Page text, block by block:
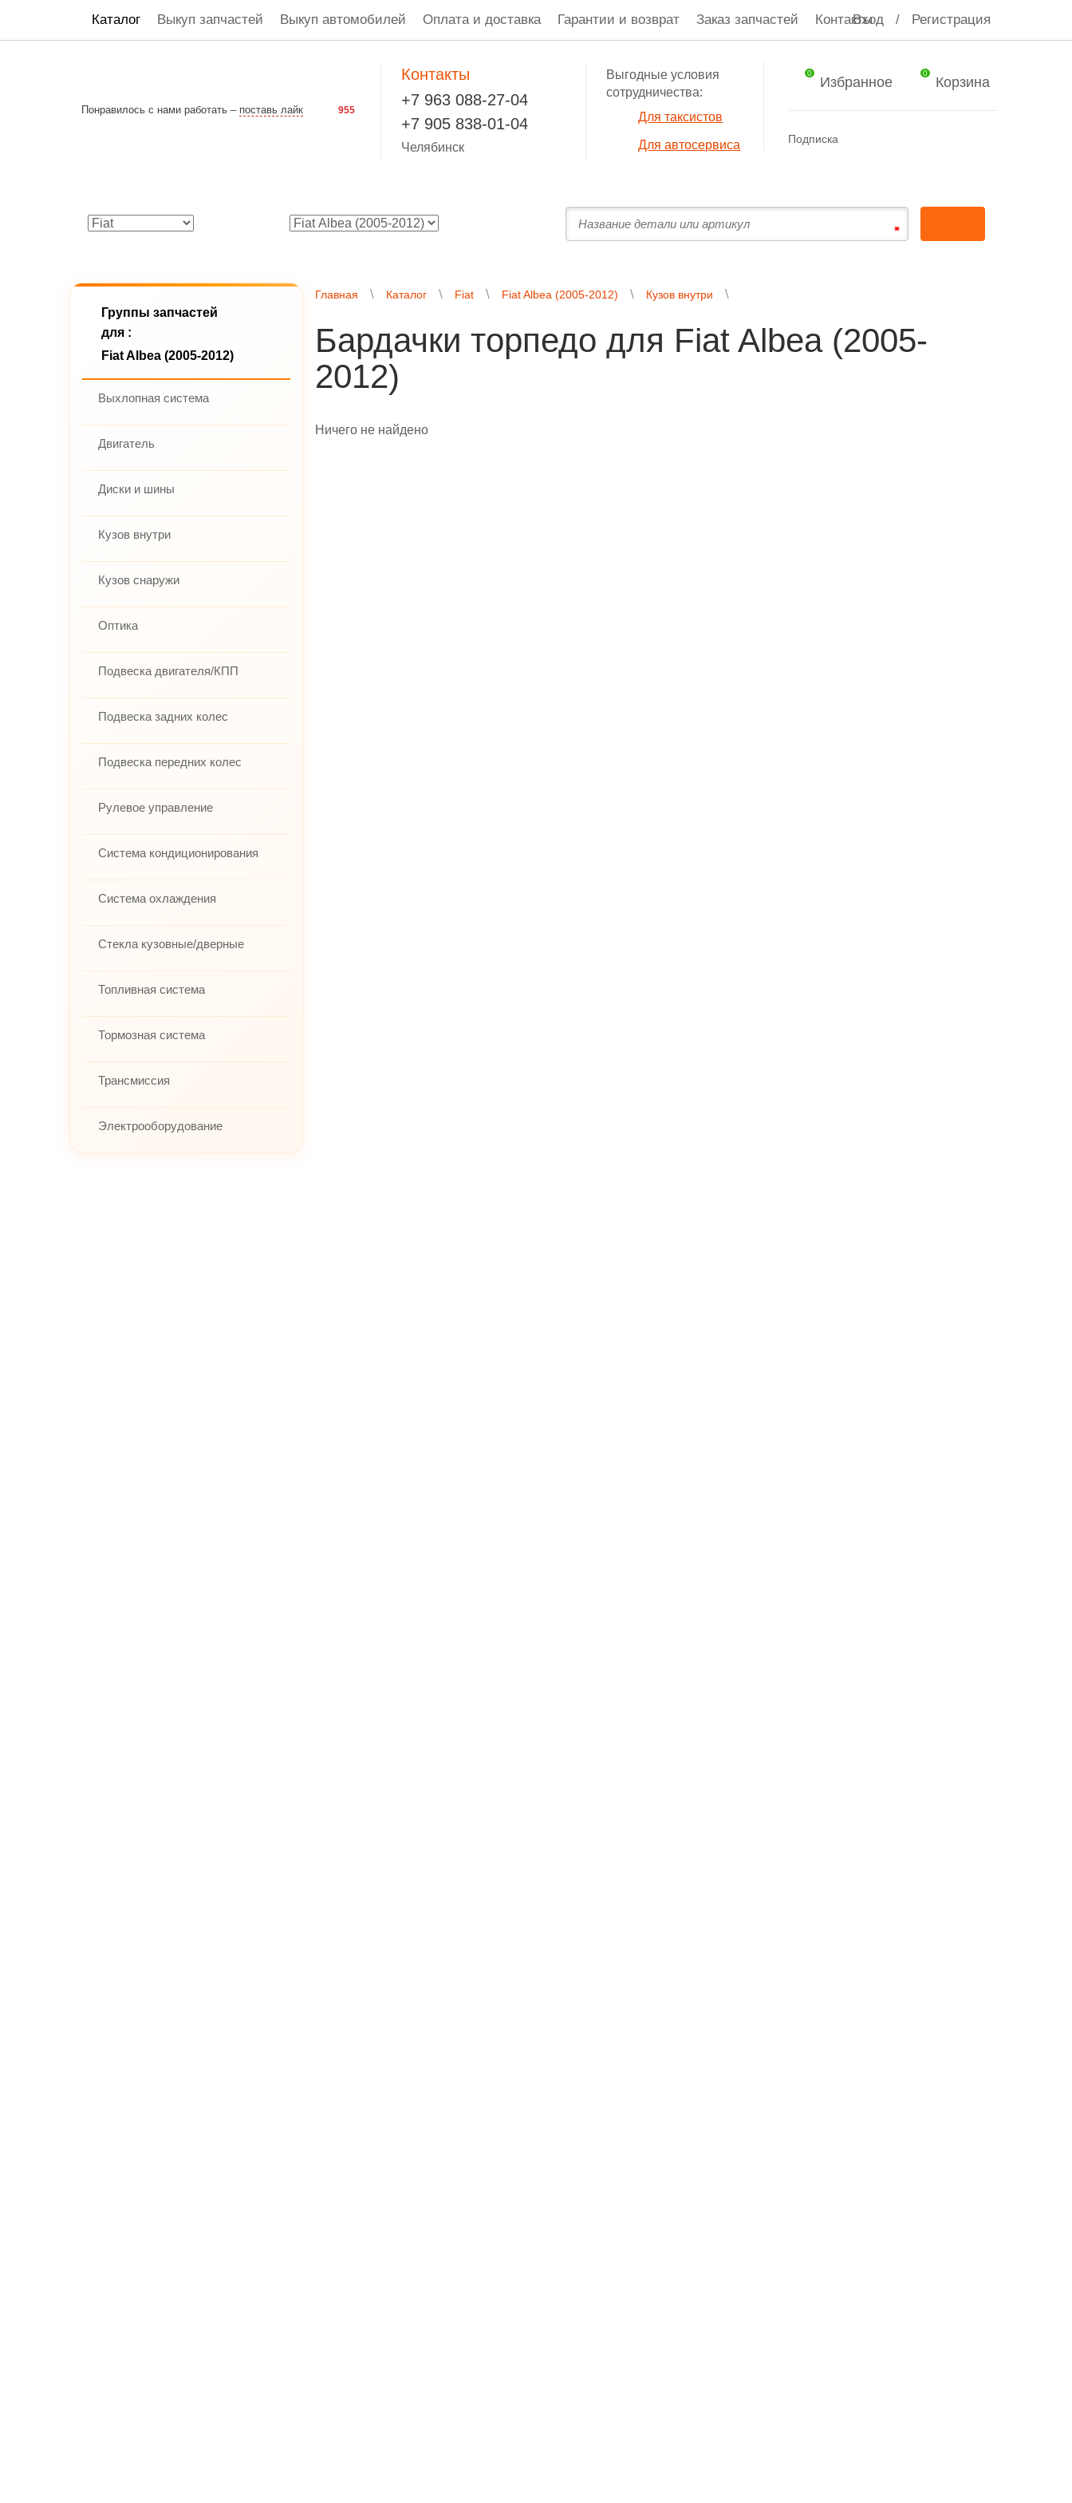
Каталог Выкуп запчастей Выкуп автомобилей Оплата и доставка Гарантии и возврат Заказ запчастей Контакты
Вход / Регистрация
Понравилось с нами работать – поставь лайк 955
Контакты
+7 963 088-27-04
+7 905 838-01-04
Челябинск
Выгодные условия
сотрудничества:
Для таксистов
Для автосервиса
0
Избранное
0
Корзина
Подписка
Группы запчастей
для :
Fiat Albea (2005-2012)
Выхлопная система
Двигатель
Диски и шины
Кузов внутри
Кузов снаружи
Оптика
Подвеска двигателя/КПП
Подвеска задних колес
Подвеска передних колес
Рулевое управление
Система кондиционирования
Система охлаждения
Стекла кузовные/дверные
Топливная система
Тормозная система
Трансмиссия
Электрооборудование
Главная Каталог Fiat Fiat Albea (2005-2012) Кузов внутри
Бардачки торпедо для Fiat Albea (2005-
2012)
Ничего не найдено